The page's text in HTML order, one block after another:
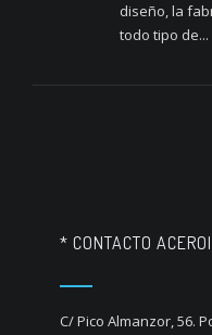
diseño, la
todo tipo de...
* CONTACTO
C/ Pico Almanzor, 56.